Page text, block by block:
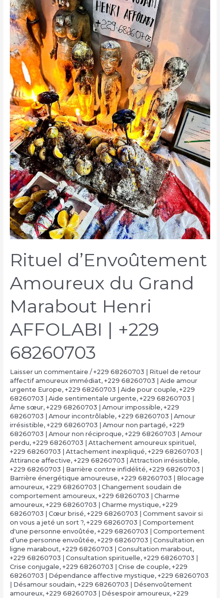
Rituel d’Envoûtement
Amoureux du Grand
Marabout Henri
AFFOLABI | +229
68260703
Laisser un commentaire /+229 68260703 | Rituel de retour
affectif amoureux immédiat, +229 68260703 | Aide amour
urgente Europe, +229 68260703 | Aide pour couple, +229
68260703 | Aide sentimentale urgente, +229 68260703 |
Âme sœur, +229 68260703 | Amour impossible, +229
68260703 | Amour incontrôlable, +229 68260703 | Amour
irrésistible, +229 68260703 | Amour non partagé, +229
68260703 | Amour non réciproque, +229 68260703 | Amour
perdu, +229 68260703 | Attachement amoureux spirituel ,
+229 68260703 | Attachement inexpliqué, +229 68260703 |
Attirance affective, +229 68260703 | Attraction irrésistible,
+229 68260703 | Barrière contre infidélité, +229 68260703 |
Barrière énergétique amoureuse, +229 68260703 | Blocage
amoureux, +229 68260703 | Changement soudain de
comportement amoureux, +229 68260703 | Charme
amoureux, +229 68260703 | Charme mystique, +229
68260703 | Cœur brisé, +229 68260703 | Comment savoir si
on vous a jeté un sort ?, +229 68260703 | Comportement
d'une personne envoûtée, +229 68260703 | Comportement
d’une personne envoûtée, +229 68260703 | Consultation en
ligne marabout, +229 68260703 | Consultation marabout,
+229 68260703 | Consultation spirituelle, +229 68260703 |
Crise conjugale, +229 68260703 | Crise de couple, +229
68260703 | Dépendance affective mystique, +229 68260703
| Désamour soudain, +229 68260703 | Désenvoûtement
amoureux, +229 68260703 | Désespoir amoureux, +229